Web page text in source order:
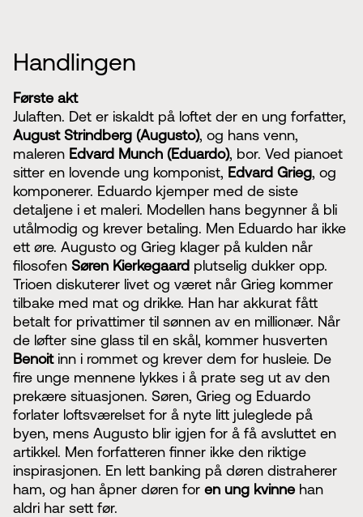
Handlingen
Første akt
Julaften. Det er iskaldt på loftet der en ung forfatter,
August Strindberg (Augusto), og hans venn,
maleren Edvard Munch (Eduardo), bor. Ved pianoet
sitter en lovende ung komponist, Edvard Grieg, og
komponerer. Eduardo kjemper med de siste
detaljene i et maleri. Modellen hans begynner å bli
utålmodig og krever betaling. Men Eduardo har ikke
ett øre. Augusto og Grieg klager på kulden når
filosofen Søren Kierkegaard plutselig dukker opp.
Trioen diskuterer livet og været når Grieg kommer
tilbake med mat og drikke. Han har akkurat fått
betalt for privattimer til sønnen av en millionær. Når
de løfter sine glass til en skål, kommer husverten
Benoit inn i rommet og krever dem for husleie. De
fire unge mennene lykkes i å prate seg ut av den
prekære situasjonen. Søren, Grieg og Eduardo
forlater loftsværelset for å nyte litt juleglede på
byen, mens Augusto blir igjen for å få avsluttet en
artikkel. Men forfatteren finner ikke den riktige
inspirasjonen. En lett banking på døren distraherer
ham, og han åpner døren for en ung kvinnehan
aldri har sett før.